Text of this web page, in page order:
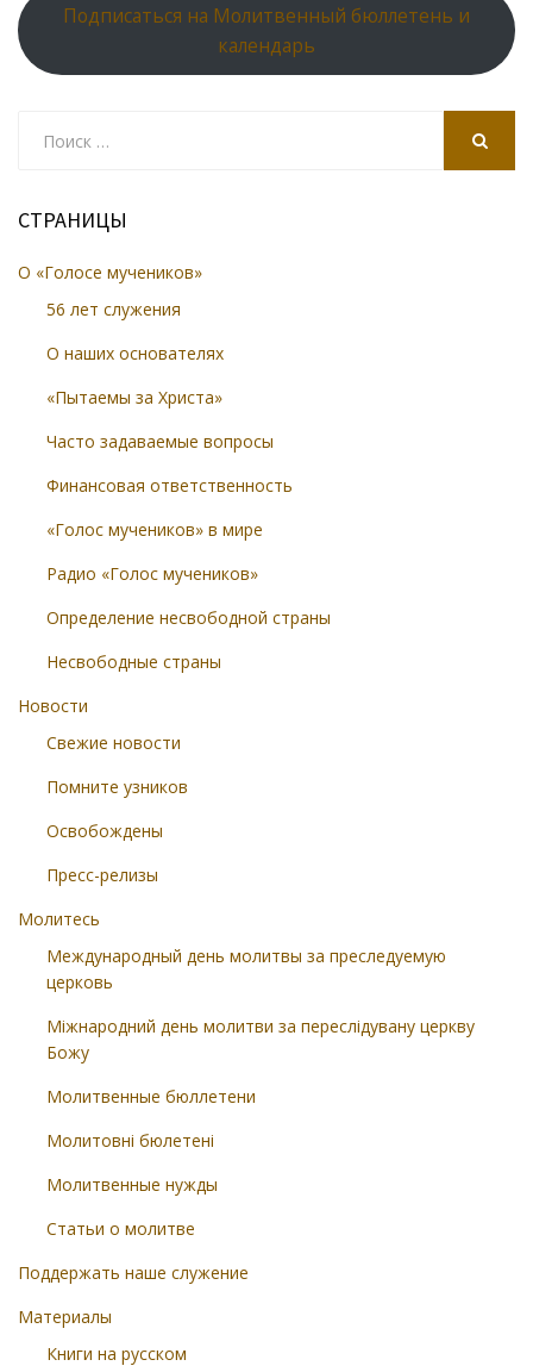
Подписаться на Молитвенный бюллетень и
календарь
СТРАНИЦЫ
О «Голосе мучеников»
56 лет служения
О наших основателях
«Пытаемы за Христа»
Часто задаваемые вопросы
Финансовая ответственность
«Голос мучеников» в мире
Радио «Голос мучеников»
Определение несвободной страны
Несвободные страны
Новости
Свежие новости
Помните узников
Освобождены
Пресс-релизы
Молитесь
Международный день молитвы за преследуемую
церковь
Міжнародний день молитви за переслідувану церкву
Божу
Молитвенные бюллетени
Молитовні бюлетені
Молитвенные нужды
Статьи о молитве
Поддержать наше служение
Материалы
Книги на русском